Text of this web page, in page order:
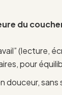
du
(lecture,
pour
douceur, sans